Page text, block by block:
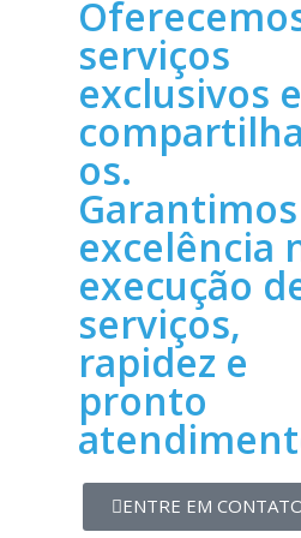
serviços
exclusivos e
os.
Garantimos
excelência
execução
serviços,
rapidez e
pronto
ENTRE EM